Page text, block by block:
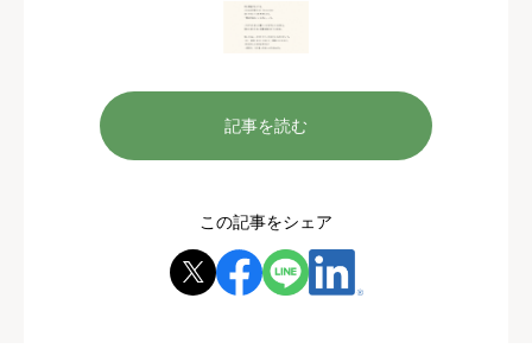
記事を読む
この記事をシェア